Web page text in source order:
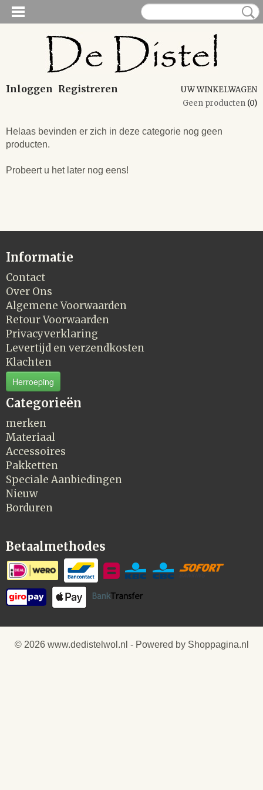
Inloggen Registreren
UW WINKELWAGEN
Geen producten (0)
Helaas bevinden er zich in deze categorie nog geen
producten.
Probeert u het later nog eens!
Informatie
Contact
Over Ons
Algemene Voorwaarden
Retour Voorwaarden
Privacyverklaring
Levertijd en verzendkosten
Klachten
Herroeping
Categorieën
merken
Materiaal
Accessoires
Pakketten
Speciale Aanbiedingen
Nieuw
Borduren
Betaalmethodes
© 2026 www.dedistelwol.nl - Powered by Shoppagina.nl